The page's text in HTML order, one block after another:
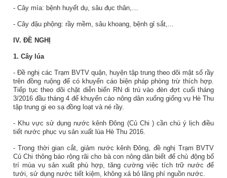
- Cây mía: bệnh huyết dụ, sâu đục thân,…
- Cây đậu phộng: rầy mềm, sâu khoang, bệnh gỉ sắt,...
IV. ĐỀ NGHỊ
1. Cây lúa
- Đề nghị các Trạm BVTV quận, huyện tập trung theo dõi mật số rầy
trên đồng ruộng để có khuyến cáo biện pháp phòng trừ thích hợp.
Tiếp tục theo dõi chặt diễn biến RN di trú vào đèn đợt cuối tháng
3/2016đầu tháng 4 để khuyến cáo nông dân xuống giống vụ Hè Thu
tập trung gi eo sạ đồng loạt và né rầy.
- Khu vực sử dụng nước kênh Đông (Củ Chi ) cần chú ý lịch điều
tiết nước phục vụ sản xuất lúa Hè Thu 2016.
- Trong thời gian cắt, giảm nước kênh Đông, đề nghị Trạm BVTV
Củ Chi thông báo rộng rãi cho bà con nông dân biết để chủ động bố
trí mùa vụ sản xuất phù hợp, tăng cường việc tích trữ nước để
tưới, sử dụng nước tiết kiệm, không xả bỏ lãng phí nguồn nước.